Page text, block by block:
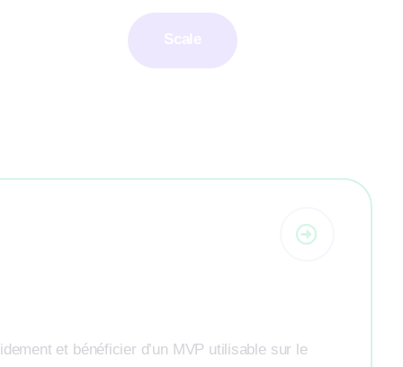
et bénéficier d’un MVP utilisable sur le